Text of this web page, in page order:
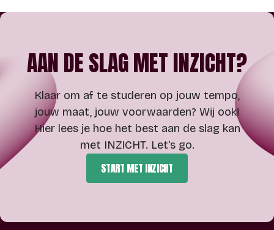
AAN DE SLAG MET INZICHT?
Klaar om af te studeren op jouw tempo,
jouw maat, jouw voorwaarden? Wij ook!
Hier lees je hoe het best aan de slag kan
met INZICHT. Let's go.
START MET INZICHT